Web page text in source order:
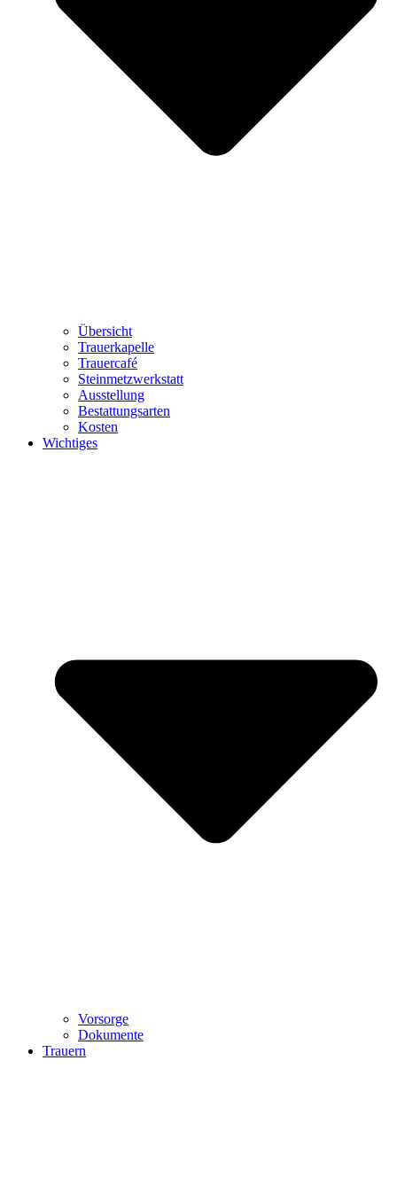
Übersicht
Trauerkapelle
Trauercafé
Steinmetzwerkstatt
Ausstellung
Bestattungsarten
Kosten
Wichtiges
Vorsorge
Dokumente
Trauern